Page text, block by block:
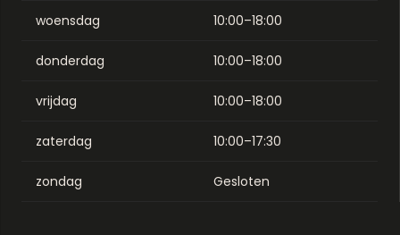
woensdag 10:00–18:00
donderdag 10:00–18:00
vrijdag 10:00–18:00
zaterdag 10:00–17:30
zondag Gesloten